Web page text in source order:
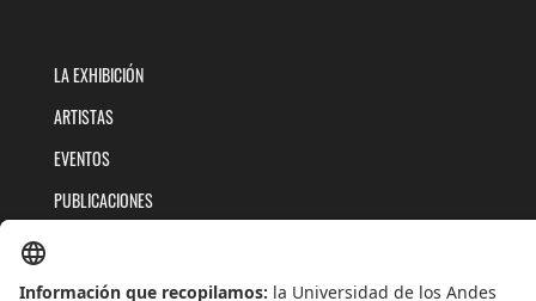
LA EXHIBICIÓN
ARTISTAS
EVENTOS
PUBLICACIONES
POLÍTICAS DE TRATAMIENTOS DE DATOS